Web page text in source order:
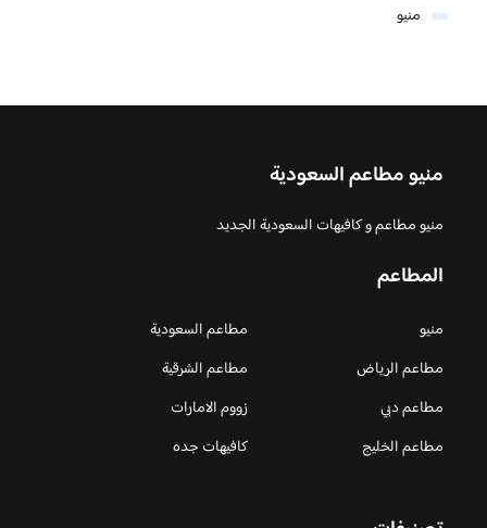
منيو
منيو مطاعم السعودية
منيو مطاعم و كافيهات السعودية الجديد
المطاعم
منيو
مطاعم السعودية
مطاعم الرياض
مطاعم الشرقية
مطاعم دبي
زووم الامارات
مطاعم الخليج
كافيهات جده